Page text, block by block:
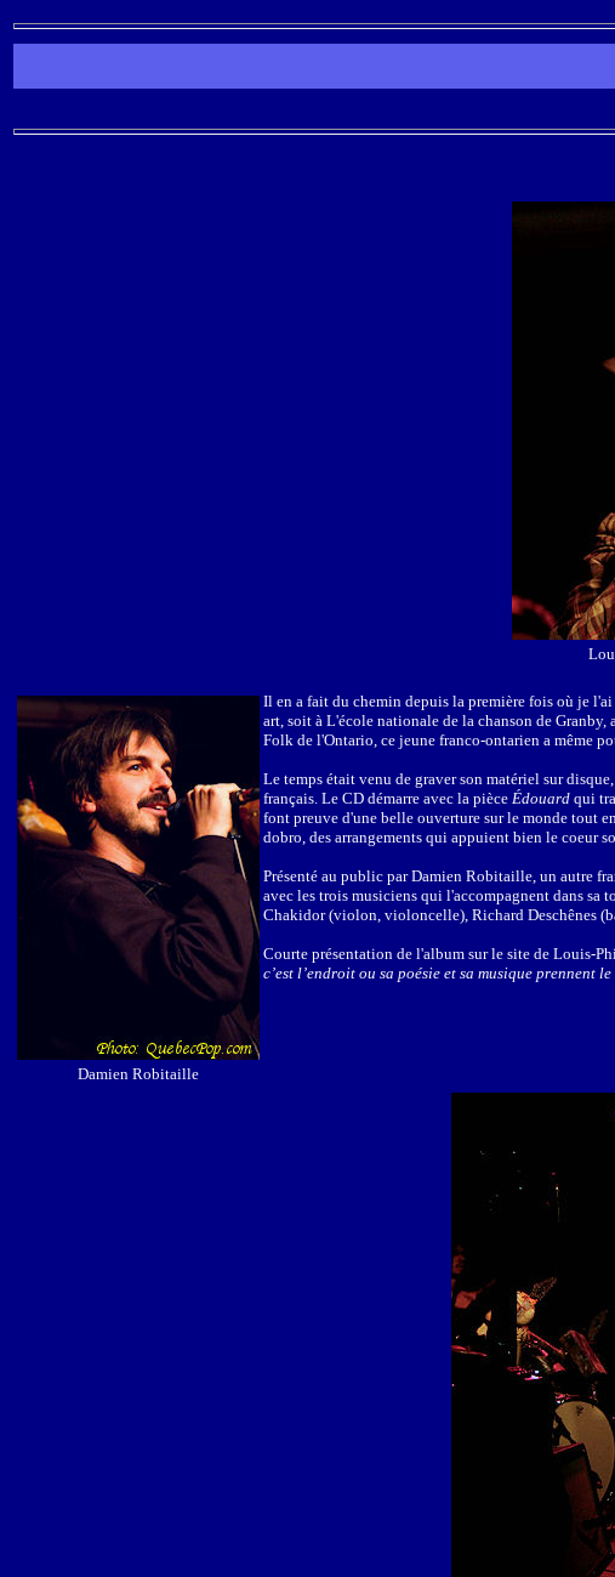
Damien Robitaille
Il en a fait du chemin depuis la première fois où je l'ai
art, soit à L'école nationale de la chanson de
Folk de l'Ontario, ce jeune franco-ontarien a même
Le temps était venu de graver son matériel sur
français. Le CD démarre avec la pièce Édouard qui
font preuve d'une belle ouverture sur le monde tout
dobro, des arrangements qui appuient bien le coeur
Présenté au public par Damien Robitaille, un autre
avec les trois musiciens qui l'accompagnent dans sa
Chakidor (violon, violoncelle), Richard Deschênes
Courte présentation de l'album sur le site de Louis-
c’est l’endroit ou sa poésie et sa musique prennent